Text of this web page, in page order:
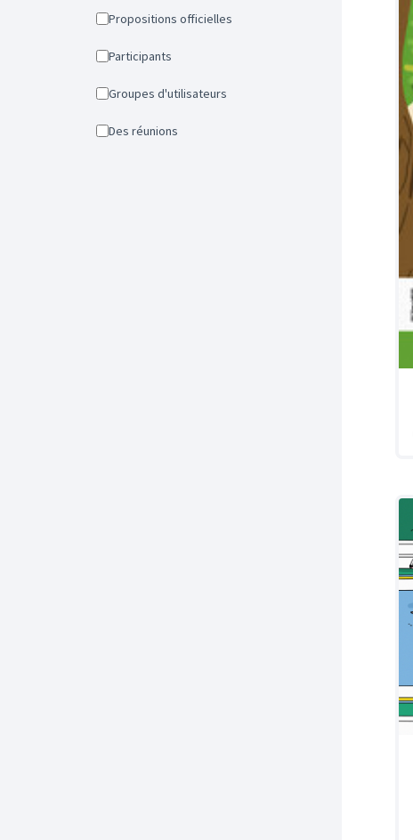
Propositions officielles
Participants
Groupes d'utilisateurs
Des réunions